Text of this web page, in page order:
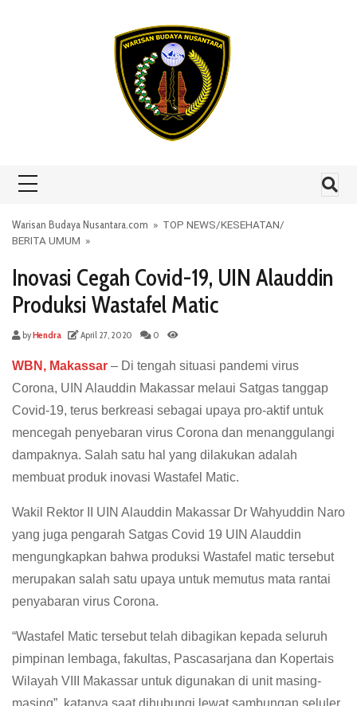
Warisan Budaya Nusantara.com » TOP NEWS/KESEHATAN/
BERITA UMUM »
Inovasi Cegah Covid-19, UIN Alauddin
Produksi Wastafel Matic
byHendra April 27, 2020 0
WBN, Makassar – Di tengah situasi pandemi virus
Corona, UIN Alauddin Makassar melaui Satgas tanggap
Covid-19, terus berkreasi sebagai upaya pro-aktif untuk
mencegah penyebaran virus Corona dan menanggulangi
dampaknya. Salah satu hal yang dilakukan adalah
membuat produk inovasi Wastafel Matic.
Wakil Rektor II UIN Alauddin Makassar Dr Wahyuddin Naro
yang juga pengarah Satgas Covid 19 UIN Alauddin
mengungkapkan bahwa produksi Wastafel matic tersebut
merupakan salah satu upaya untuk memutus mata rantai
penyabaran virus Corona.
“Wastafel Matic tersebut telah dibagikan kepada seluruh
pimpinan lembaga, fakultas, Pascasarjana dan Kopertais
Wilayah VIII Makassar untuk digunakan di unit masing-
masing”, katanya saat dihubungi lewat sambungan seluler,